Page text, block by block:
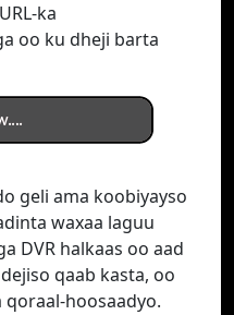
ka
oo ku dheji barta
geli ama koobiyayso
waxaa laguu
DVR halkaas oo aad
qaab kasta, oo
hoosaadyo.